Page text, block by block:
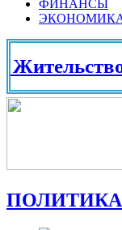
ФИНАНСЫ
в
ПОЛИТИКА